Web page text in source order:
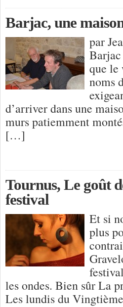
Barjac, une
par
que le
noms
d’arriver dans une
murs patiemment
[…]
Tournus, Le goût
festival
Et si
plus
les ondes. Bien sûr La
Les lundis du